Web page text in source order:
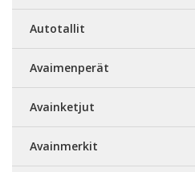
Autotallit
Avaimenperät
Avainketjut
Avainmerkit